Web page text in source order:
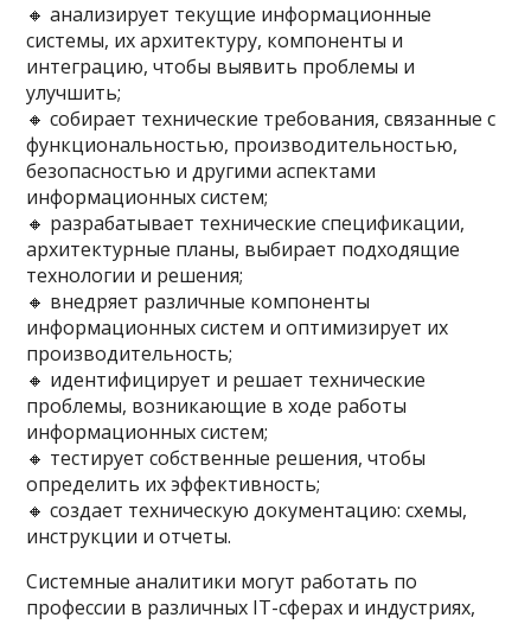
🔸 анализирует текущие информационные
системы, их архитектуру, компоненты и
интеграцию, чтобы выявить проблемы и
улучшить;
🔸 собирает технические требования, связанные с
функциональностью, производительностью,
безопасностью и другими аспектами
информационных систем;
🔸 разрабатывает технические спецификации,
архитектурные планы, выбирает подходящие
технологии и решения;
🔸 внедряет различные компоненты
информационных систем и оптимизирует их
производительность;
🔸 идентифицирует и решает технические
проблемы, возникающие в ходе работы
информационных систем;
🔸 тестирует собственные решения, чтобы
определить их эффективность;
🔸 создает техническую документацию: схемы,
инструкции и отчеты.
Системные аналитики могут работать по
профессии в различных IT-сферах и индустриях,